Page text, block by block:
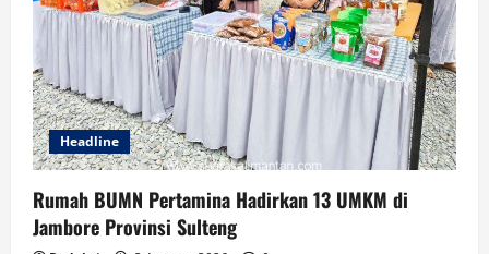
Headline
Rumah BUMN Pertamina Hadirkan 13 UMKM di
Jambore Provinsi Sulteng